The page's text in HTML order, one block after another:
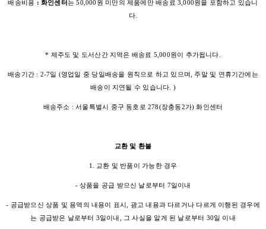
배송비용 : 화인센터는 50,000원 미만의 제품에만 배송료 3,000원을 포함하고 있습니
다.
* 제주도 및 도서산간 지역은 배송료 5,000원이 추가됩니다.
배송기간 : 2-7일 (영업일 중 당일배송을 원칙으로 하고 있으며, 주말 및 연휴기간에는
배송이 지연될 수 있습니다. )
배송주소 : 서울특별시 중구 동호로 278(장충동2가) 화인센터
교환 및 환불
1. 교환 및 반품이 가능한 경우
- 상품을 공급 받으신 날로부터 7일이내
- 공급받으신 상품 및 용역의 내용이 표시, 광고 내용과 다르거나 다르게 이행된 경우에
는 공급받은 날로부터 3일이내, 그 사실을 알게 된 날로부터 30일 이내